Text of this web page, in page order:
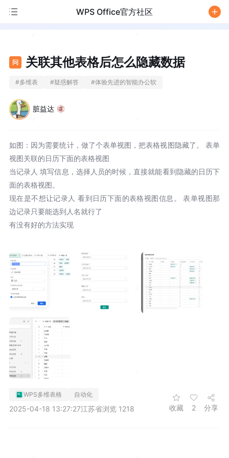
WPS Office官方社区
问 关联其他表格后怎么隐藏数据
#多维表 #疑惑解答 #体验先进的智能办公软
脏益达
如图：因为需要统计，做了个表单视图，把表格视图隐藏了。 表单
视图关联的日历下面的表格视图
当记录人 填写信息，选择人员的时候，直接就能看到隐藏的日历下
面的表格视图。
现在是不想让记录人 看到日历下面的表格视图信息。 表单视图那
边记录只要能选到人名就行了
有没有好的方法实现
WPS多维表格 自动化
2025-04-18 13:27:27江苏省浏览 1218 收藏 2 分享